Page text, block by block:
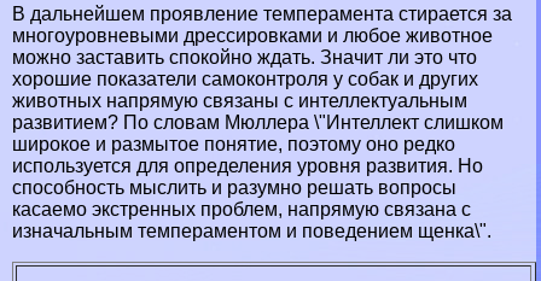
В дальнейшем проявление темперамента стирается за
многоуровневыми дрессировками и любое животное
можно заставить спокойно ждать. Значит ли это что
хорошие показатели самоконтроля у собак и других
животных напрямую связаны с интеллектуальным
развитием? По словам Мюллера \"Интеллект слишком
широкое и размытое понятие, поэтому оно редко
используется для определения уровня развития. Но
способность мыслить и разумно решать вопросы
касаемо экстренных проблем, напрямую связана с
изначальным темпераментом и поведением щенка\".